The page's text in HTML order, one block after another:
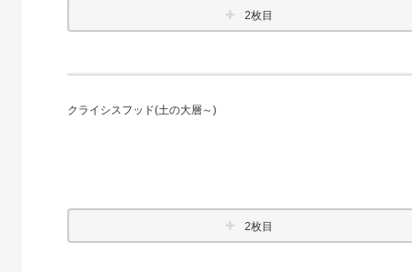
2枚目
クライシスフッド(土の大層～)
2枚目